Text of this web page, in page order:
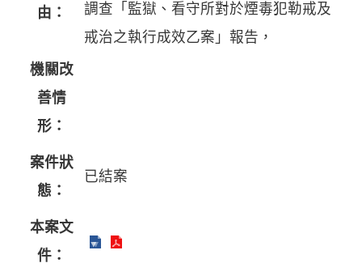
由：
調查「監獄、看守所對於煙毒犯勒戒及
戒治之執行成效乙案」報告，
機關改
善情
形：
案件狀
態：
已結案
本案文
件：